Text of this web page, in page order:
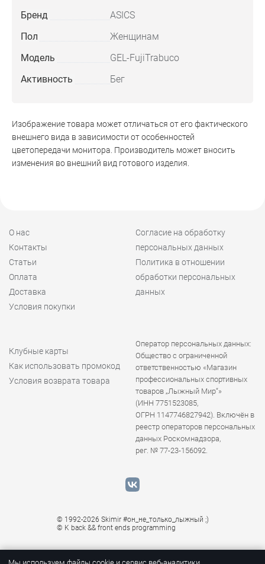
Бренд
ASICS
Пол
Женщинам
Модель
GEL-FujiTrabuco
Активность
Бег
Изображение товара может отличаться от его фактического
внешнего вида в зависимости от особенностей
цветопередачи монитора. Производитель может вносить
изменения во внешний вид готового изделия.
О нас
Контакты
Статьи
Оплата
Доставка
Условия покупки
Согласие на обработку
персональных данных
Политика в отношении
обработки персональных
данных
Клубные карты
Как использовать промокод
Условия возврата товара
Оператор персональных данных:
Общество с ограниченной
ответственностью «Магазин
профессиональных спортивных
товаров „Лыжный Мир“»
(ИНН 7751523085,
ОГРН 1147746827942). Включён в
реестр операторов персональных
данных Роскомнадзора,
рег. № 77-23-156092.
© 1992-2026 Skimir #он_не_только_лыжный ;)
© K back && front ends programming